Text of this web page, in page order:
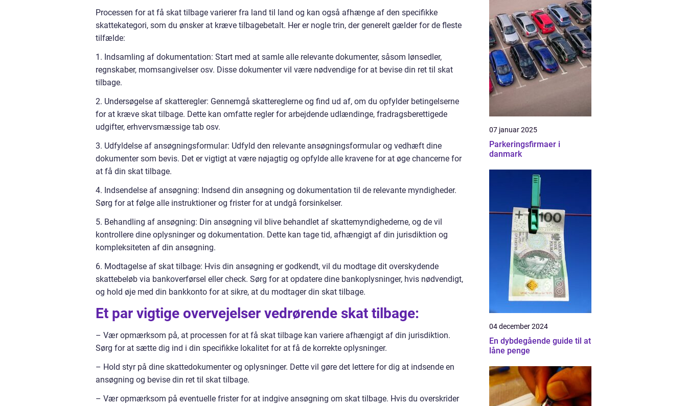
Processen for at få skat tilbage varierer fra land til land og kan også afhænge af den specifikke
skattekategori, som du ønsker at kræve tilbagebetalt. Her er nogle trin, der generelt gælder for de fleste
tilfælde:
1. Indsamling af dokumentation: Start med at samle alle relevante dokumenter, såsom lønsedler,
regnskaber, momsangivelser osv. Disse dokumenter vil være nødvendige for at bevise din ret til skat
tilbage.
2. Undersøgelse af skatteregler: Gennemgå skattereglerne og find ud af, om du opfylder betingelserne
for at kræve skat tilbage. Dette kan omfatte regler for arbejdende udlændinge, fradragsberettigede
udgifter, erhvervsmæssige tab osv.
3. Udfyldelse af ansøgningsformular: Udfyld den relevante ansøgningsformular og vedhæft dine
dokumenter som bevis. Det er vigtigt at være nøjagtig og opfylde alle kravene for at øge chancerne for
at få din skat tilbage.
4. Indsendelse af ansøgning: Indsend din ansøgning og dokumentation til de relevante myndigheder.
Sørg for at følge alle instruktioner og frister for at undgå forsinkelser.
5. Behandling af ansøgning: Din ansøgning vil blive behandlet af skattemyndighederne, og de vil
kontrollere dine oplysninger og dokumentation. Dette kan tage tid, afhængigt af din jurisdiktion og
kompleksiteten af din ansøgning.
6. Modtagelse af skat tilbage: Hvis din ansøgning er godkendt, vil du modtage dit overskydende
skattebeløb via bankoverførsel eller check. Sørg for at opdatere dine bankoplysninger, hvis nødvendigt,
og hold øje med din bankkonto for at sikre, at du modtager din skat tilbage.
Et par vigtige overvejelser vedrørende skat tilbage:
– Vær opmærksom på, at processen for at få skat tilbage kan variere afhængigt af din jurisdiktion.
Sørg for at sætte dig ind i din specifikke lokalitet for at få de korrekte oplysninger.
– Hold styr på dine skattedokumenter og oplysninger. Dette vil gøre det lettere for dig at indsende en
ansøgning og bevise din ret til skat tilbage.
– Vær opmærksom på eventuelle frister for at indgive ansøgning om skat tilbage. Hvis du overskrider
07 januar 2025
Parkeringsfirmaer i
danmark
04 december 2024
En dybdegående guide til at
låne penge